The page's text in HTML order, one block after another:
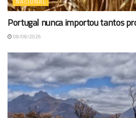
Portugal nunca importou tantos
08/08/2026